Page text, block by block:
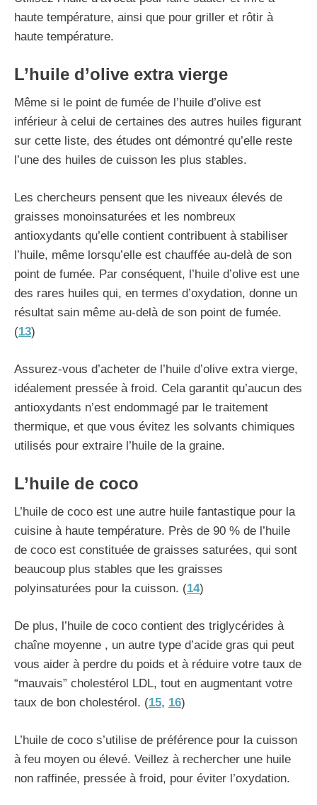
haute température, ainsi que pour griller et rôtir à
haute température.
L’huile d’olive extra vierge
Même si le point de fumée de l’huile d’olive est
inférieur à celui de certaines des autres huiles figurant
sur cette liste, des études ont démontré qu’elle reste
l’une des huiles de cuisson les plus stables.
Les chercheurs pensent que les niveaux élevés de
graisses monoinsaturées et les nombreux
antioxydants qu’elle contient contribuent à stabiliser
l’huile, même lorsqu’elle est chauffée au-delà de son
point de fumée. Par conséquent, l’huile d’olive est une
des rares huiles qui, en termes d’oxydation, donne un
résultat sain même au-delà de son point de fumée.
(13)
Assurez-vous d’acheter de l’huile d’olive extra vierge,
idéalement pressée à froid. Cela garantit qu’aucun des
antioxydants n’est endommagé par le traitement
thermique, et que vous évitez les solvants chimiques
utilisés pour extraire l’huile de la graine.
L’huile de coco
L’huile de coco est une autre huile fantastique pour la
cuisine à haute température. Près de 90 % de l’huile
de coco est constituée de graisses saturées, qui sont
beaucoup plus stables que les graisses
polyinsaturées pour la cuisson. (14)
De plus, l’huile de coco contient des triglycérides à
chaîne moyenne , un autre type d’acide gras qui peut
vous aider à perdre du poids et à réduire votre taux de
“mauvais” cholestérol LDL, tout en augmentant votre
taux de bon cholestérol. (15, 16)
L’huile de coco s’utilise de préférence pour la cuisson
à feu moyen ou élevé. Veillez à rechercher une huile
non raffinée, pressée à froid, pour éviter l’oxydation.